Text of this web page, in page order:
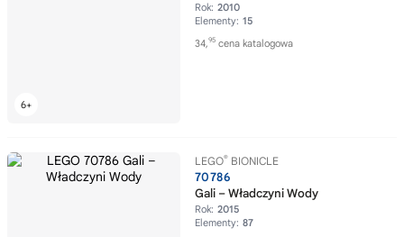
Rok: 2010
Elementy: 15
34,95 cena katalogowa
LEGO® BIONICLE
70786
Gali – Władczyni Wody
Rok: 2015
Elementy: 87